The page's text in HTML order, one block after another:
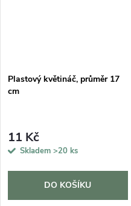
Plastový květináč, průměr 17
cm
11 Kč
Skladem >20 ks
DO KOŠÍKU